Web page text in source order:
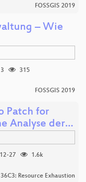
FOSSGIS 2019
– Wie
315
FOSSGIS 2019
Patch for
Analyse der…
27
1.6k
36C3: Resource Exhaustion